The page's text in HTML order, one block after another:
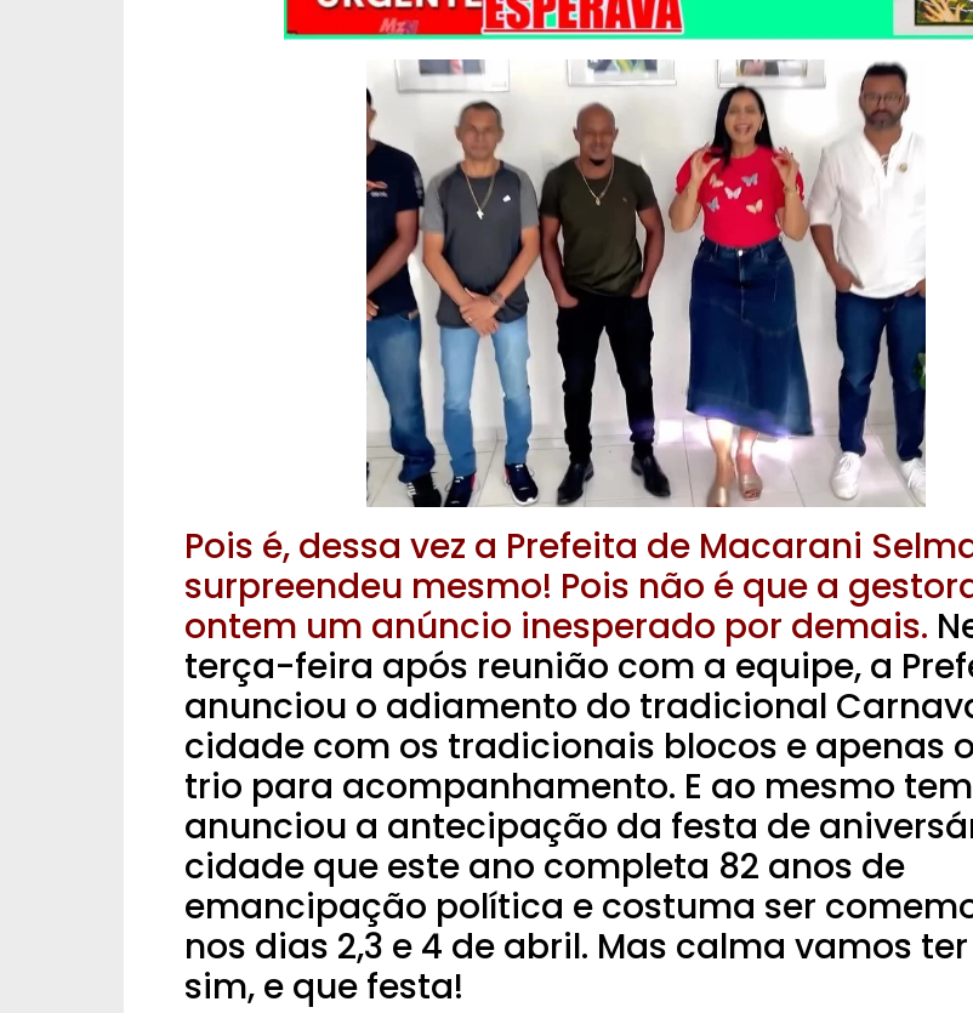
Pois é, dessa vez a Prefeita de Macarani
surpreendeu mesmo! Pois não é que a
ontem um anúncio inesperado por demais.
terça-feira após reunião com a equipe, a
anunciou o adiamento do tradicional
cidade com os tradicionais blocos e apenas
trio para acompanhamento. E ao mesmo
anunciou a antecipação da festa de
cidade que este ano completa 82 anos de
emancipação política e costuma ser
nos dias 2,3 e 4 de abril. Mas calma vamos
sim, e que festa!